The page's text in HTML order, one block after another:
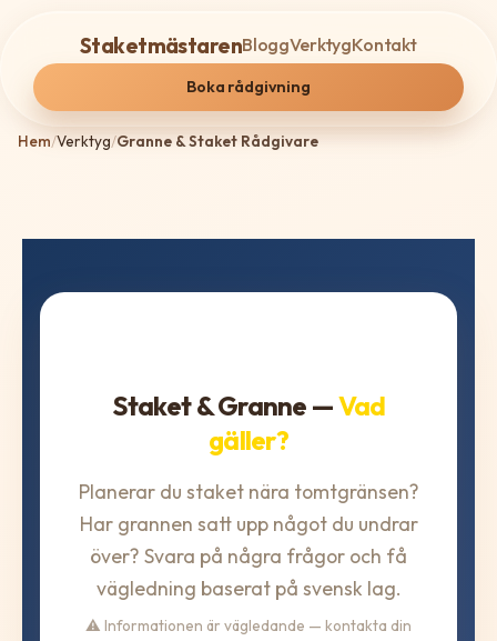
StaketmästarenBloggVerktygKontakt
Boka rådgivning
Hem/Verktyg/Granne & Staket Rådgivare
Staket & Granne —Vad
gäller?
Planerar du staket nära tomtgränsen?
Har grannen satt upp något du undrar
över? Svara på några frågor och få
vägledning baserat på svensk lag.
⚠️ Informationen är vägledande — kontakta din